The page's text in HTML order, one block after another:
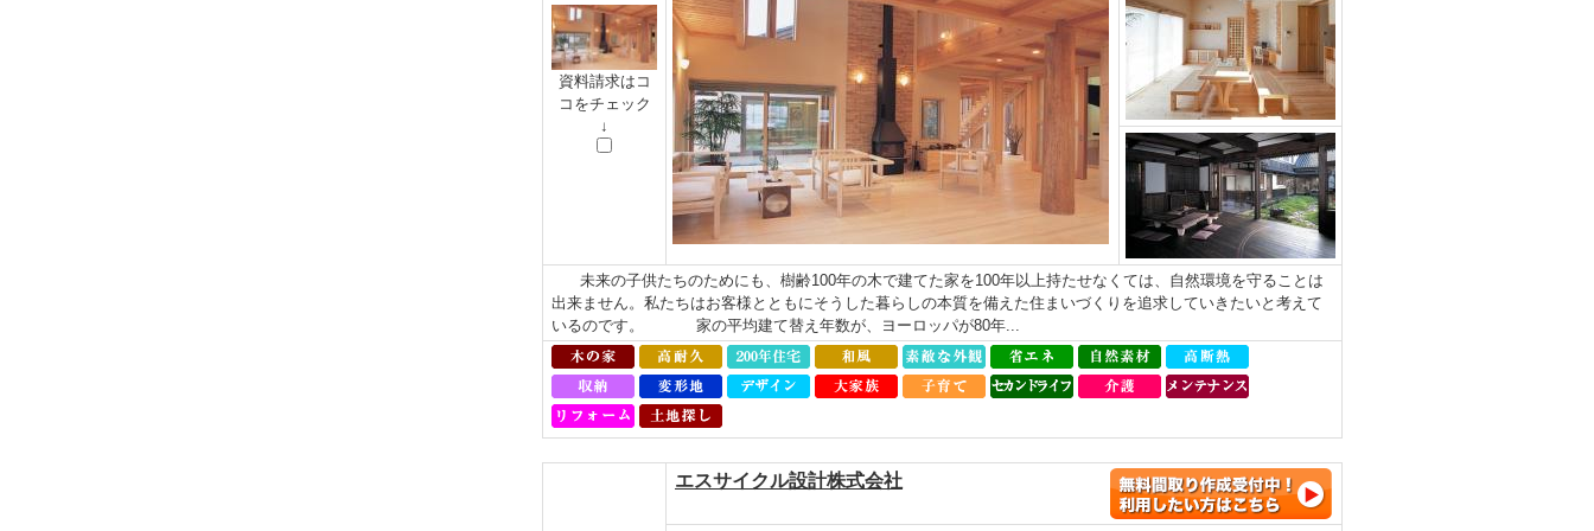
資料請求はコ
コをチェック
↓
未来の子供たちのためにも、樹齢100年の木で建てた家を100年以上持たせなくては、自然環境を守ることは
出来ません。私たちはお客様とともにそうした暮らしの本質を備えた住まいづくりを追求していきたいと考えて
いるのです。 家の平均建て替え年数が、ヨーロッパが80年...
エスサイクル設計株式会社